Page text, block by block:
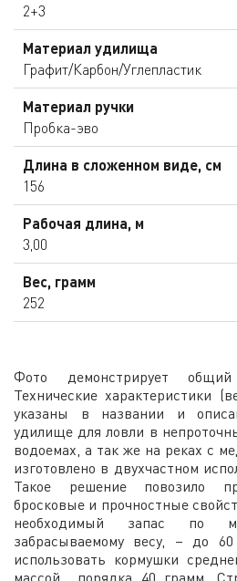
2+3
Материал удилища
Графит/Карбон/Углепластик
Материал ручки
Пробка-эво
Длина в сложенном виде, см
156
Рабочая длина, м
3,00
Вес, грамм
252
Фото демонстрирует
Технические характеристики
указаны в названии и
удилище для ловли в
водоемах, а так же на реках с
изготовлено в двухчастном
Такое решение повозило
бросковые и прочностные
необходимый запас по
забрасываемому весу, – до
использовать кормушки
массой порядка 40 грамм.